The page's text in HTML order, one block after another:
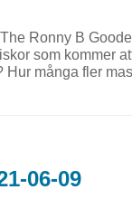
Ronny B
som kommer
många fler
06-09